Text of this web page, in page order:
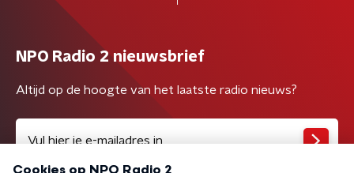
NPO Radio 2 nieuwsbrief
Altijd op de hoogte van het laatste radio nieuws?